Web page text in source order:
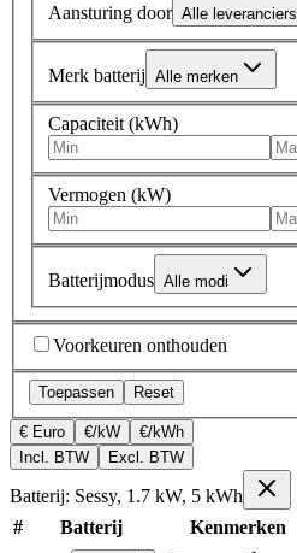
Aansturing door Alle leveranciers
Merk batterij Alle merken
Capaciteit (kWh)
Vermogen (kW)
Batterijmodus Alle modi
Voorkeuren onthouden
Toepassen Reset
€ Euro €/kW
€/kWh
Incl. BTW
Excl. BTW
Batterij: Sessy, 1.7 kW, 5 kWh
#
Batterij Kenmerken